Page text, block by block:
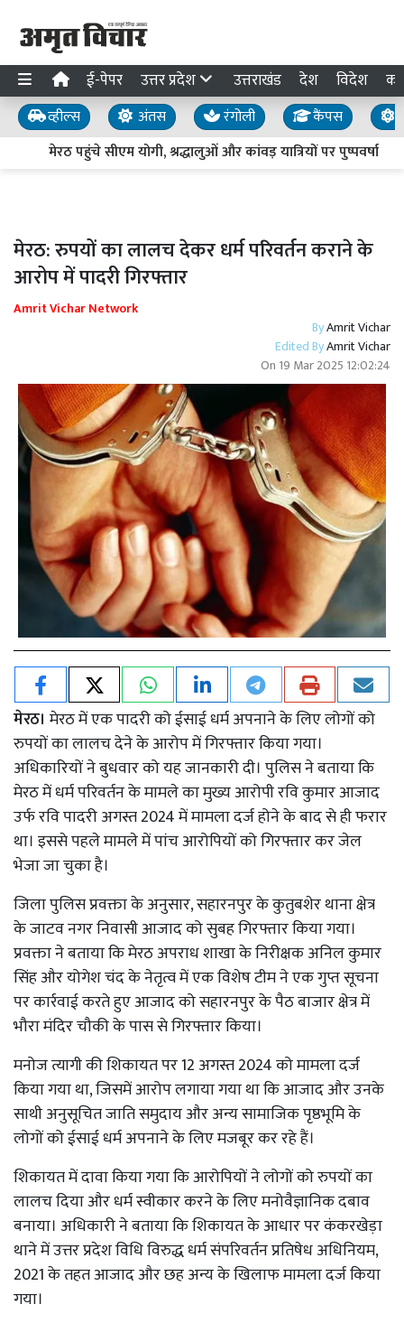
ई-पेपर उत्तर प्रदेश उत्तराखंड देश विदेश
व्हील्स अंतस रंगोली कैंपस
मेरठ पहुंचे सीएम योगी, श्रद्धालुओं और कांवड़ यात्रियों पर पुष्पवर्षा
मेरठ: रुपयों का लालच देकर धर्म परिवर्तन कराने के
आरोप में पादरी गिरफ्तार
Amrit Vichar Network
ByAmrit Vichar
Edited ByAmrit Vichar
On 19 Mar 2025 12:02:24
मेरठ। मेरठ में एक पादरी को ईसाई धर्म अपनाने के लिए लोगों को
रुपयों का लालच देने के आरोप में गिरफ्तार किया गया।
अधिकारियों ने बुधवार को यह जानकारी दी। पुलिस ने बताया कि
मेरठ में धर्म परिवर्तन के मामले का मुख्य आरोपी रवि कुमार आजाद
उर्फ ​​रवि पादरी अगस्त 2024 में मामला दर्ज होने के बाद से ही फरार
था। इससे पहले मामले में पांच आरोपियों को गिरफ्तार कर जेल
भेजा जा चुका है।
जिला पुलिस प्रवक्ता के अनुसार, सहारनपुर के कुतुबशेर थाना क्षेत्र
के जाटव नगर निवासी आजाद को सुबह गिरफ्तार किया गया।
प्रवक्ता ने बताया कि मेरठ अपराध शाखा के निरीक्षक अनिल कुमार
सिंह और योगेश चंद के नेतृत्व में एक विशेष टीम ने एक गुप्त सूचना
पर कार्रवाई करते हुए आजाद को सहारनपुर के पैठ बाजार क्षेत्र में
भौरा मंदिर चौकी के पास से गिरफ्तार किया।
मनोज त्यागी की शिकायत पर 12 अगस्त 2024 को मामला दर्ज
किया गया था, जिसमें आरोप लगाया गया था कि आजाद और उनके
साथी अनुसूचित जाति समुदाय और अन्य सामाजिक पृष्ठभूमि के
लोगों को ईसाई धर्म अपनाने के लिए मजबूर कर रहे हैं।
शिकायत में दावा किया गया कि आरोपियों ने लोगों को रुपयों का
लालच दिया और धर्म स्वीकार करने के लिए मनोवैज्ञानिक दबाव
बनाया। अधिकारी ने बताया कि शिकायत के आधार पर कंकरखेड़ा
थाने में उत्तर प्रदेश विधि विरुद्ध धर्म संपरिवर्तन प्रतिषेध अधिनियम,
2021 के तहत आजाद और छह अन्य के खिलाफ मामला दर्ज किया
गया।